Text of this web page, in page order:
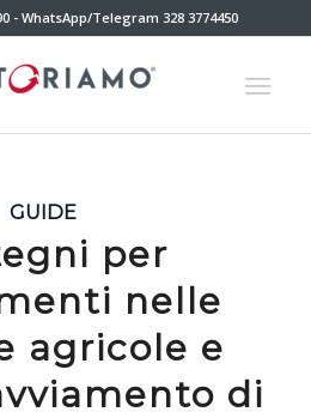
- WhatsApp/Telegram 328 3774450
GUIDE
per
nelle
agricole e
di